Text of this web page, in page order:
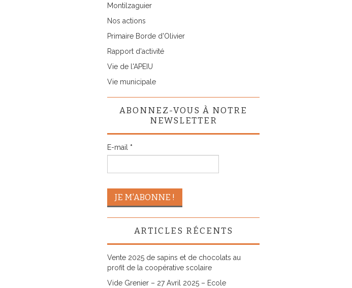
Montilzaguier
Nos actions
Primaire Borde d'Olivier
Rapport d'activité
Vie de l'APEIU
Vie municipale
ABONNEZ-VOUS À NOTRE
NEWSLETTER
E-mail *
ARTICLES RÉCENTS
Vente 2025 de sapins et de chocolats au
profit de la coopérative scolaire
Vide Grenier – 27 Avril 2025 – Ecole